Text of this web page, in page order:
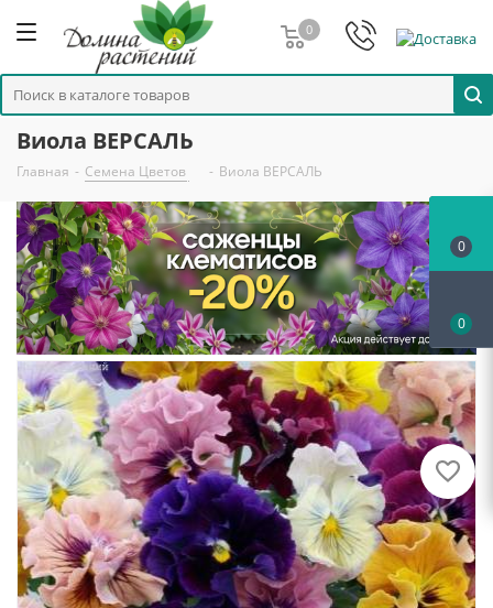
0
Виола ВЕРСАЛЬ
Главная - Семена Цветов - Виола ВЕРСАЛЬ
0
0